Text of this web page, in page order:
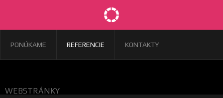
PONÚKAME REFERENCIE KONTAKTY
WEBSTRÁNKY